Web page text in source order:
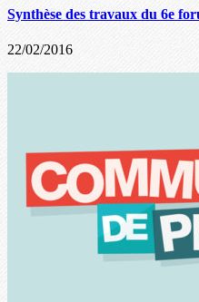
Synthèse des travaux du 6e
22/02/2016